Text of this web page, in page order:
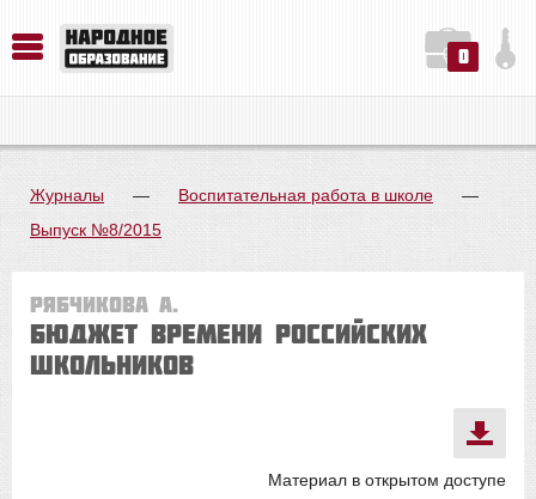
0
Журналы — Воспитательная работа в школе
—
Выпуск №8/2015
Рябчикова А.
Бюджет времени российских
школьников
Материал в открытом доступе